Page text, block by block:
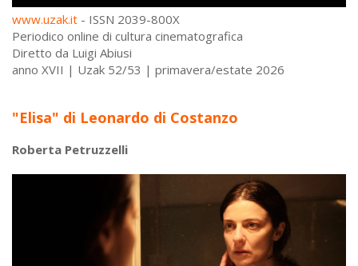
www.uzak.it - ISSN 2039-800X
Periodico online di cultura cinematografica
Diretto da Luigi Abiusi
anno XVII | Uzak 52/53 | primavera/estate 2026
"Elisa" di Leonardo di Costanzo
Roberta Petruzzelli